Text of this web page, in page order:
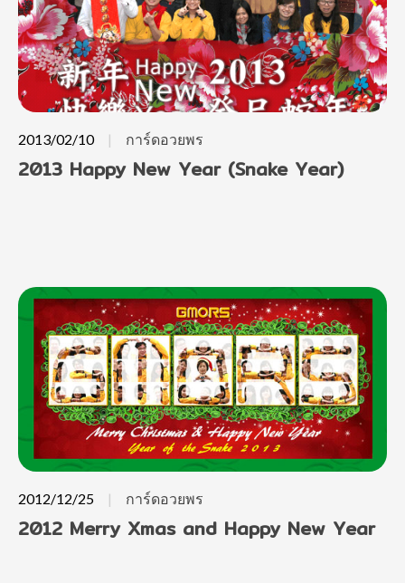
2013/02/10 การ์ดอวยพร
2013 Happy New Year (Snake Year)
2012/12/25 การ์ดอวยพร
2012 Merry Xmas and Happy New Year